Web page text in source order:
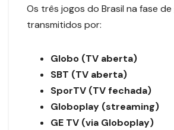
Os três jogos do Brasil na fase
transmitidos por:
Globo (TV aberta)
SBT (TV aberta)
SporTV (TV fechada)
Globoplay (streaming)
GE TV (via Globoplay)